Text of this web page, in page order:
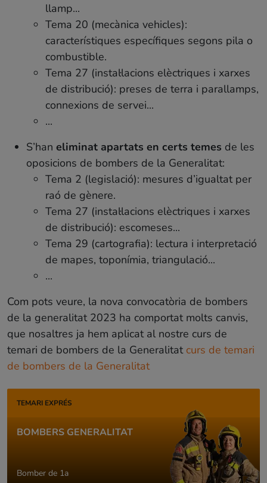
llamp...
Tema 20 (mecànica vehicles):
característiques específiques segons pila o
combustible.
Tema 27 (instal·lacions elèctriques i xarxes
de distribució): preses de terra i parallamps,
connexions de servei...
...
S’han eliminat apartats en certs temes de les
oposicions de bombers de la Generalitat:
Tema 2 (legislació): mesures d’igualtat per
raó de gènere.
Tema 27 (instal·lacions elèctriques i xarxes
de distribució): escomeses...
Tema 29 (cartografia): lectura i interpretació
de mapes, toponímia, triangulació...
...
Com pots veure, la nova convocatòria de bombers
de la generalitat 2023 ha comportat molts canvis,
que nosaltres ja hem aplicat al nostre curs de
temari de bombers de la Generalitat curs de temari
de bombers de la Generalitat
TEMARI EXPRÉS
BOMBERS GENERALITAT
Bomber de 1a